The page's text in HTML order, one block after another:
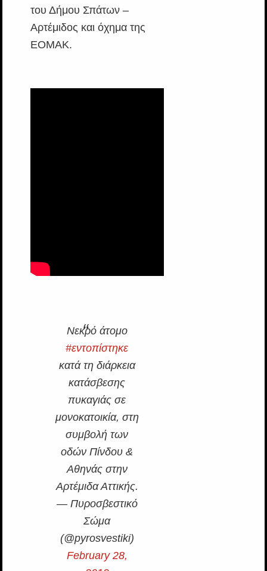
του Δήμου Σπάτων –
Αρτέμιδος και όχημα της
ΕΟΜΑΚ.
Νεκρό άτομο
#εντοπίστηκε
κατά τη διάρκεια
κατάσβεσης
πυκαγιάς σε
μονοκατοικία, στη
συμβολή των
οδών Πίνδου &
Αθηνάς στην
Αρτέμιδα Αττικής.
— Πυροσβεστικό
Σώμα
(@pyrosvestiki)
February 28,